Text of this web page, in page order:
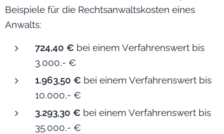
Beispiele für die Rechtsanwaltskosten eines
Anwalts:
724,40 € bei einem Verfahrenswert bis
3.000,- €
1.963,50 € bei einem Verfahrenswert bis
10.000,- €
3.293,30 € bei einem Verfahrenswert bis
35.000,- €